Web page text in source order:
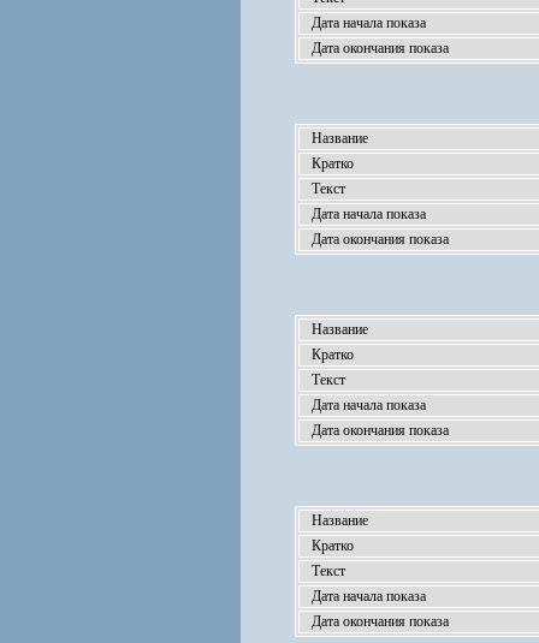
Дата начала показа
Дата окончания показа
Название
Кратко
Текст
Дата начала показа
Дата окончания показа
Название
Кратко
Текст
Дата начала показа
Дата окончания показа
Название
Кратко
Текст
Дата начала показа
Дата окончания показа